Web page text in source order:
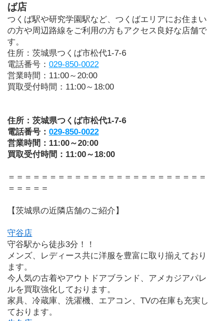
ば店
つくば駅や研究学園駅など、つくばエリアにお住まい
の方や周辺路線をご利用の方もアクセス良好な店舗で
す。
住所：茨城県つくば市松代1-7-6
電話番号： 029-850-0022
営業時間：11:00～20:00
買取受付時間：11:00～18:00
住所：茨城県つくば市松代1-7-6
電話番号： 029-850-0022
営業時間：11:00～20:00
買取受付時間：11:00～18:00
＝＝＝＝＝＝＝＝＝＝＝＝＝＝＝＝＝＝＝＝＝＝＝＝
＝＝＝＝＝
【茨城県の近隣店舗のご紹介】
守谷店
守谷駅から徒歩3分！！
メンズ、レディース共に洋服を豊富に取り揃えており
ます。
今人気の古着やアウトドアブランド、アメカジアパレ
ルを買取強化しております。
家具、冷蔵庫、洗濯機、エアコン、TVの在庫も充実し
ております。